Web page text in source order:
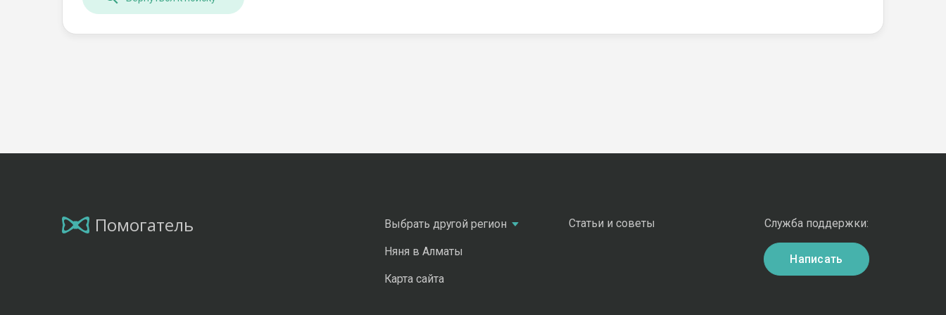
Помогатель Выбрать другой регион
Няня в Алматы
Карта сайта
Статьи и советы Служба поддержки:
Написать